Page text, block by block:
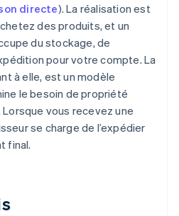
directe). La réalisation est
des produits, et un
du stockage, de
pour votre compte. La
à elle, est un modèle
le besoin de propriété
vous recevez une
se charge de l’expédier
final.